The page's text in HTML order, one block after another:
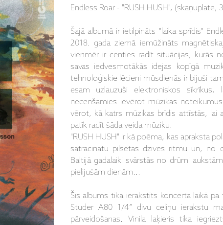
Endless Roar - "RUSH HUSH", (skaņuplate,
Šajā albumā ir ietilpināts "laika sprīdis"
2018. gada ziemā iemūžināts
vienmēr ir centies radīt situācijas, kurās
savas iedvesmotākās idejas kopīgā
tehnoloģiskie lēcieni mūsdienās ir bijuši
esam uzlauzuši elektroniskos
necenšamies ievērot mūzikas
vērot, kā katrs mūzikas brīdis attīstās, lai
patīk radīt šāda veida mūziku.
"RUSH HUSH" ir kā poēma, kas apraksta
satracinātu pilsētas dzīves ritmu un, no
Baltijā gadalaiki svārstās no drūmi
pielijušām dienām...
Šis albums tika ierakstīts koncerta laikā
Studer A80 1/4” divu celiņu ierakstu
pārveidošanas. Vinila laķieris tika